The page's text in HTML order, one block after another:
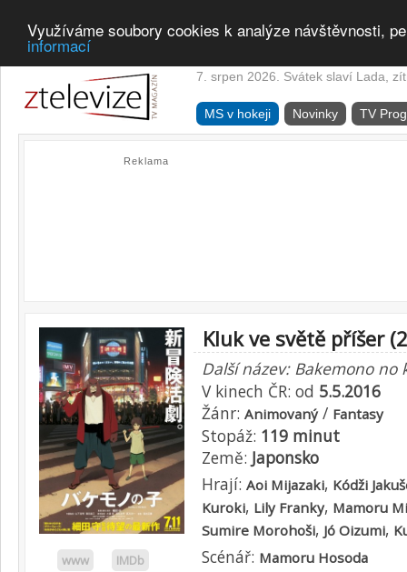
Využíváme soubory cookies k analýze návštěvnosti,
informací
7. srpen 2026. Svátek slaví Lada,
MS v hokeji Novinky TV
Reklama
www IMDb
Kluk ve světě příšer
Další název: Bakemono no
V kinech ČR: od 5.5.2016
Žánr: Animovaný/ Fantasy
Stopáž: 119 minut
Země: Japonsko
Hrají: Aoi Mijazaki, Kódži
Kuroki, Lily Franky, Mamoru
Sumire Morohoši, Jó Oizumi,
Scénář: Mamoru Hosoda